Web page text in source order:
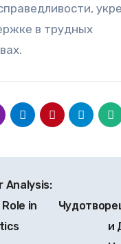
в трудных
Analysis:
Role in
и